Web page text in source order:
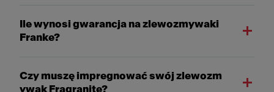
Ile wynosi gwarancja na zlewozmywaki
Franke?
Czy muszę impregnować swój zlewozm
ywak Fragranite?